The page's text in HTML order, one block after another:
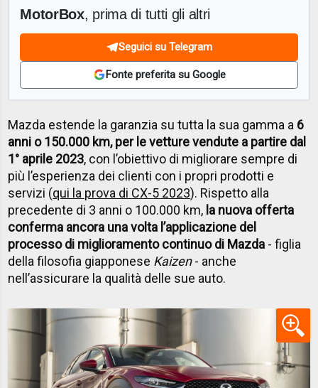
MotorBox, prima di tutti gli altri
Seguici su Telegram
Fonte preferita su Google
Mazda estende la garanzia su tutta la sua gamma a 6
anni o 150.000 km, per le vetture vendute a partire dal
1° aprile 2023, con l’obiettivo di migliorare sempre di
più l’esperienza dei clienti con i propri prodotti e
servizi (qui la prova di CX-5 2023). Rispetto alla
precedente di 3 anni o 100.000 km, la nuova offerta
conferma ancora una volta l’applicazione del
processo di miglioramento continuo di Mazda - figlia
della filosofia giapponese Kaizen- anche
nell’assicurare la qualità delle sue auto.